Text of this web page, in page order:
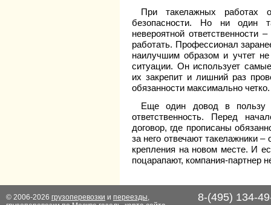
При такелажных работах
безопасности. Но ни один
невероятной ответственности
работать. Профессионал
наилучшим образом и учтет
ситуации. Он использует
их закрепит и лишний раз
обязанности максимально четко.
Еще один довод в пользу
ответственность. Перед
договор, где прописаны
за него отвечают такелажники –
крепления на новом месте. И
поцарапают, компания-партнер
© 2006-2026 грузоперевозки и переезды,
8-(495) 134-